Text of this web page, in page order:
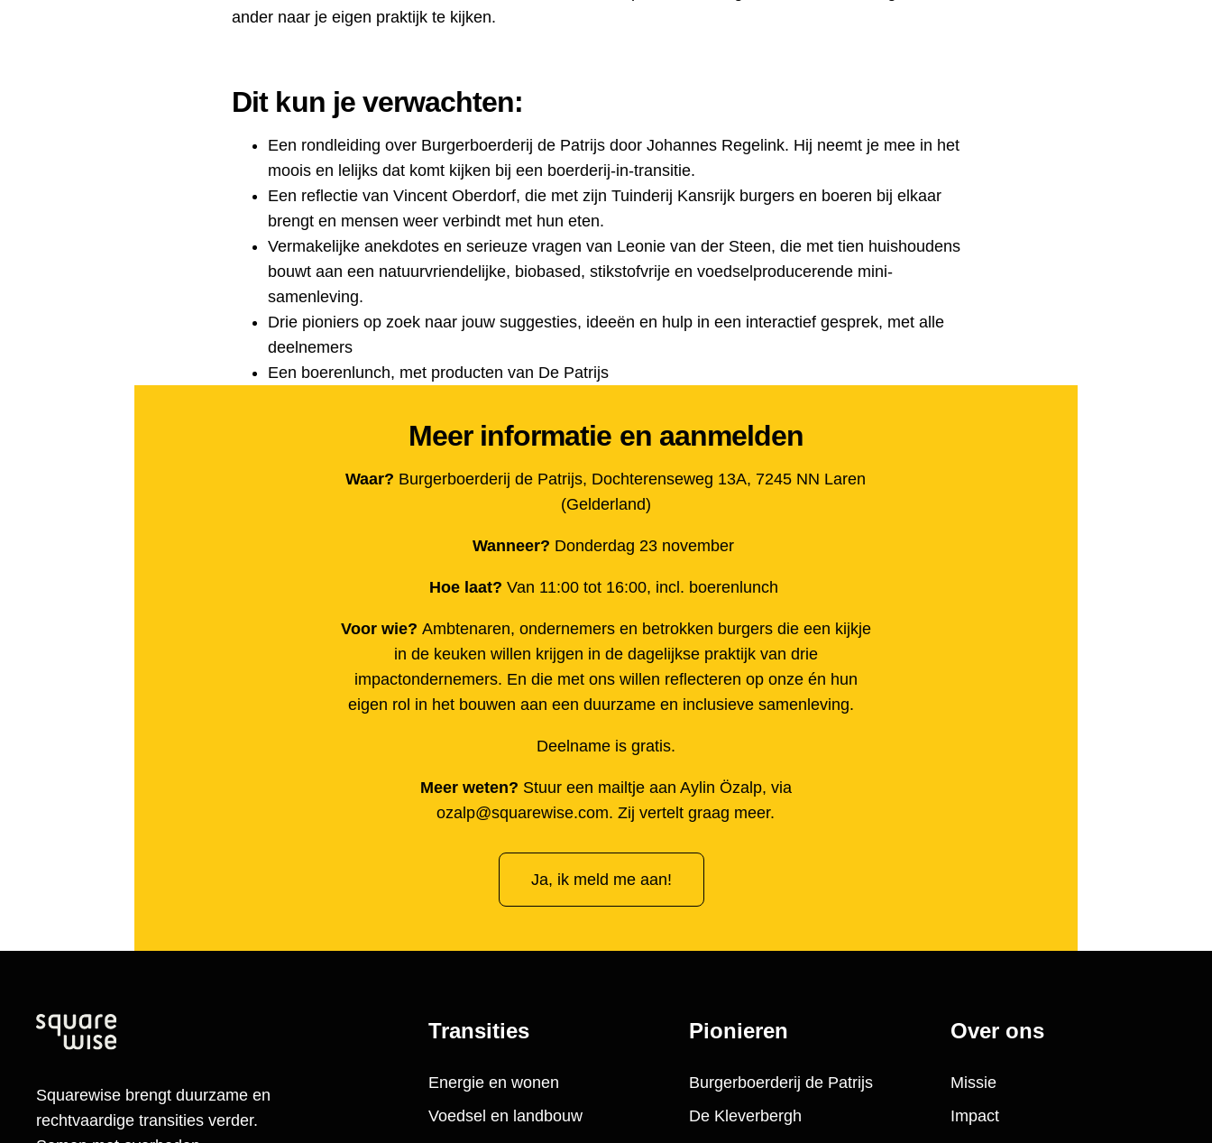
ander naar je eigen praktijk te kijken.
Dit kun je verwachten:
Een rondleiding over Burgerboerderij de Patrijs door Johannes Regelink. Hij neemt je mee in het
moois en lelijks dat komt kijken bij een boerderij-in-transitie.
Een reflectie van Vincent Oberdorf, die met zijn Tuinderij Kansrijk burgers en boeren bij elkaar
brengt en mensen weer verbindt met hun eten.
Vermakelijke anekdotes en serieuze vragen van Leonie van der Steen, die met tien huishoudens
bouwt aan een natuurvriendelijke, biobased, stikstofvrije en voedselproducerende mini-
samenleving.
Drie pioniers op zoek naar jouw suggesties, ideeën en hulp in een interactief gesprek, met alle
deelnemers
Een boerenlunch, met producten van De Patrijs
Meer informatie en aanmelden
Waar? Burgerboerderij de Patrijs, Dochterenseweg 13A, 7245 NN Laren
(Gelderland)
Wanneer? Donderdag 23 november
Hoe laat? Van 11:00 tot 16:00, incl. boerenlunch
Voor wie? Ambtenaren, ondernemers en betrokken burgers die een kijkje
in de keuken willen krijgen in de dagelijkse praktijk van drie
impactondernemers. En die met ons willen reflecteren op onze én hun
eigen rol in het bouwen aan een duurzame en inclusieve samenleving.
Deelname is gratis.
Meer weten? Stuur een mailtje aan Aylin Özalp, via
ozalp@squarewise.com. Zij vertelt graag meer.
Ja, ik meld me aan!
Squarewise brengt duurzame en
rechtvaardige transities verder.
Transities
Energie en wonen
Voedsel en landbouw
Pionieren
Burgerboerderij de Patrijs
De Kleverbergh
Over ons
Missie
Impact